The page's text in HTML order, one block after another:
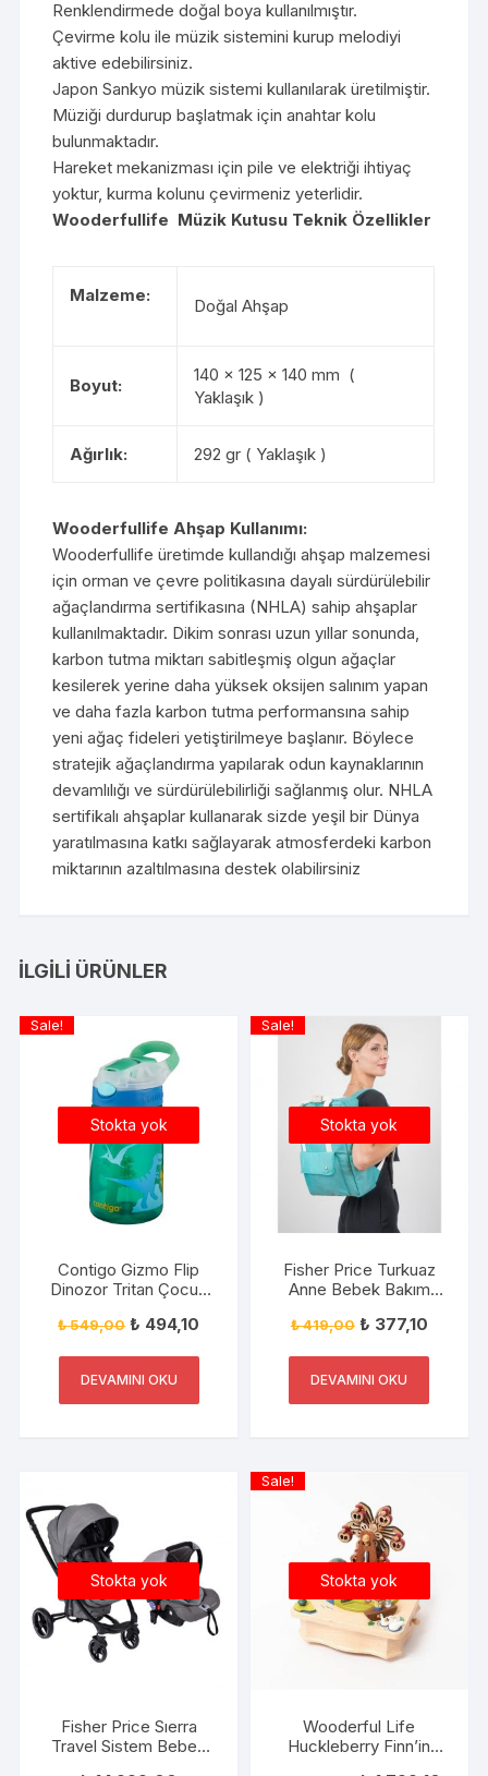
Renklendirmede doğal boya kullanılmıştır.
Çevirme kolu ile müzik sistemini kurup melodiyi
aktive edebilirsiniz.
Japon Sankyo müzik sistemi kullanılarak üretilmiştir.
Müziği durdurup başlatmak için anahtar kolu
bulunmaktadır.
Hareket mekanizması için pile ve elektriği ihtiyaç
yoktur, kurma kolunu çevirmeniz yeterlidir.
Wooderfullife Müzik Kutusu Teknik Özellikler
Malzeme:
Doğal Ahşap
Boyut:
140 x 125 x 140 mm (
Yaklaşık )
Ağırlık: 292 gr ( Yaklaşık )
Wooderfullife Ahşap Kullanımı:
Wooderfullife üretimde kullandığı ahşap malzemesi
için orman ve çevre politikasına dayalı sürdürülebilir
ağaçlandırma sertifikasına (NHLA) sahip ahşaplar
kullanılmaktadır. Dikim sonrası uzun yıllar sonunda,
karbon tutma miktarı sabitleşmiş olgun ağaçlar
kesilerek yerine daha yüksek oksijen salınım yapan
ve daha fazla karbon tutma performansına sahip
yeni ağaç fideleri yetiştirilmeye başlanır. Böylece
stratejik ağaçlandırma yapılarak odun kaynaklarının
devamlılığı ve sürdürülebilirliği sağlanmış olur. NHLA
sertifikalı ahşaplar kullanarak sizde yeşil bir Dünya
yaratılmasına katkı sağlayarak atmosferdeki karbon
miktarının azaltılmasına destek olabilirsiniz
İLGILI ÜRÜNLER
Stokta yok
Sale!
Contigo Gizmo Flip
Dinozor Tritan Çocuk
₺549,00 ₺ 494,10
DEVAMINI OKU
Stokta yok
Sale!
Fisher Price Turkuaz
Anne Bebek Bakım
Turkuaz
₺419,00 ₺ 377,10
DEVAMINI OKU
Stokta yok
Fisher Price Sıerra
Travel Sistem Bebek
Stokta yok
Sale!
Wooderful Life
Huckleberry Finn’in